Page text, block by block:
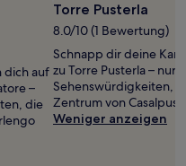
dich auf
–
die
Torre Pusterla
8.0/10 (1 Bewertung)
Schnapp dir deine
zu Torre Pusterla – nur
Sehenswürdigkeiten,
Zentrum von
Weniger anzeigen